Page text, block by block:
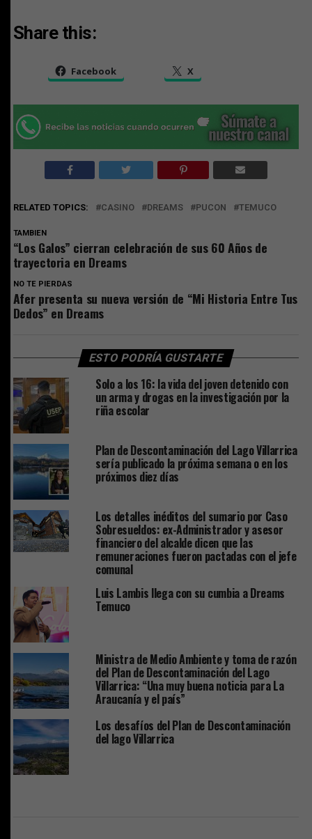
Share this:
Facebook X
RELATED TOPICS: CASINO DREAMS PUCON TEMUCO
TAMBIEN
“Los Galos” cierran celebración de sus 60 Años de
trayectoria en Dreams
NO TE PIERDAS
Afer presenta su nueva versión de “Mi Historia Entre Tus
Dedos” en Dreams
ESTO PODRÍA GUSTARTE
Solo a los 16: la vida del joven detenido con
un arma y drogas en la investigación por la
riña escolar
Plan de Descontaminación del Lago Villarrica
sería publicado la próxima semana o en los
próximos diez días
Los detalles inéditos del sumario por Caso
Sobresueldos: ex-Administrador y asesor
financiero del alcalde dicen que las
remuneraciones fueron pactadas con el jefe
comunal
Luis Lambis llega con su cumbia a Dreams
Temuco
Ministra de Medio Ambiente y toma de razón
del Plan de Descontaminación del Lago
Villarrica: “Una muy buena noticia para La
Araucanía y el país”
Los desafíos del Plan de Descontaminación
del lago Villarrica